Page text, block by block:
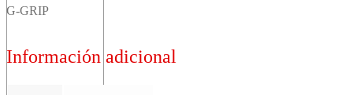
G-GRIP
Información adicional